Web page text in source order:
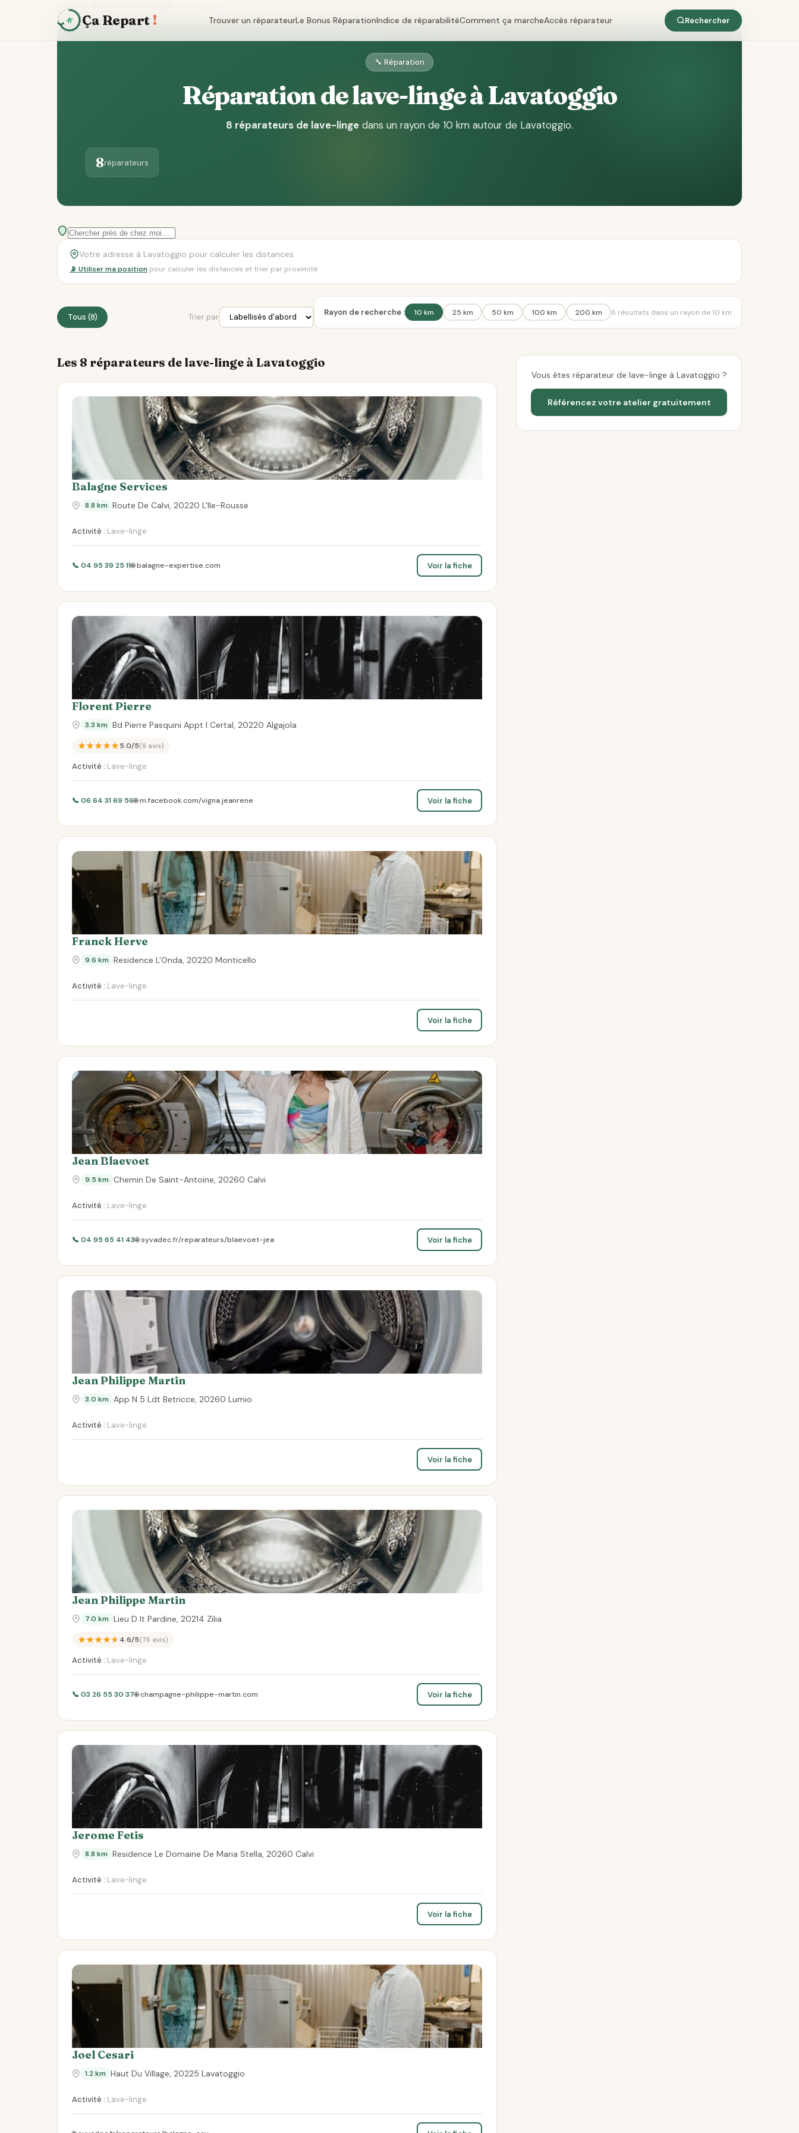
Ça Repart ! Trouver un réparateurLe Bonus RéparationIndice de réparabilitéComment ça marcheAccès réparateur Rechercher
🔧 Réparation
Réparation de lave-linge à Lavatoggio
8 réparateurs de lave-linge dans un rayon de 10 km autour de Lavatoggio.
8réparateurs
📡 Utiliser ma position pour calculer les distances et trier par proximité
Tous (8) Trier par Rayon de recherche : 10 km 25 km 50 km 100 km 200 km 8 résultats dans un rayon de 10 km
Les 8 réparateurs de lave-linge à Lavatoggio
Balagne Services
8.8 km Route De Calvi, 20220 L'Ile-Rousse
Activité : Lave-linge
📞 04 95 39 25 11🌐 balagne-expertise.com Voir la fiche
Florent Pierre
3.3 km Bd Pierre Pasquini Appt I Certal, 20220 Algajola
★★★★★5.0/5(6 avis)
Activité : Lave-linge
📞 06 64 31 69 56🌐 m.facebook.com/vigna.jeanrene Voir la fiche
Franck Herve
9.6 km Residence L'Onda, 20220 Monticello
Activité : Lave-linge
Voir la fiche
Jean Blaevoet
9.5 km Chemin De Saint-Antoine, 20260 Calvi
Activité : Lave-linge
📞 04 95 65 41 43🌐 syvadec.fr/reparateurs/blaevoet-jea Voir la fiche
Jean Philippe Martin
3.0 km App N 5 Ldt Betricce, 20260 Lumio
Activité : Lave-linge
Voir la fiche
Jean Philippe Martin
7.0 km Lieu D It Pardine, 20214 Zilia
★★★★★4.6/5(76 avis)
Activité : Lave-linge
📞 03 26 55 30 37🌐 champagne-philippe-martin.com Voir la fiche
Jerome Fetis
8.8 km Residence Le Domaine De Maria Stella, 20260 Calvi
Activité : Lave-linge
Voir la fiche
Joel Cesari
1.2 km Haut Du Village, 20225 Lavatoggio
Activité : Lave-linge
Vous êtes réparateur de lave-linge à Lavatoggio ?
Référencez votre atelier gratuitement